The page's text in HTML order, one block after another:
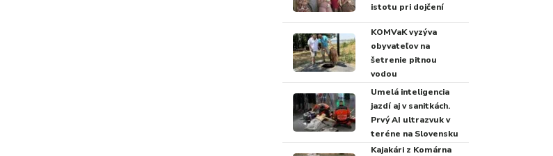
istotu pri dojčení
KOMVaK vyzýva
obyvateľov na
šetrenie pitnou
vodou
Umelá inteligencia
jazdí aj v sanitkách.
Prvý AI ultrazvuk v
teréne na Slovensku
Kajakári z Komárna